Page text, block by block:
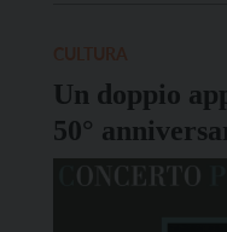
inserisce
Un doppio
50°
don Lorenzo